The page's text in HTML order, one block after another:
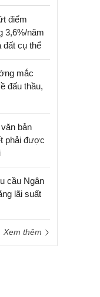
điểm
3,6%/năm
đất cụ thể
mắc
đấu thầu,
bản
phải được
cầu Ngân
lãi suất
Xem thêm